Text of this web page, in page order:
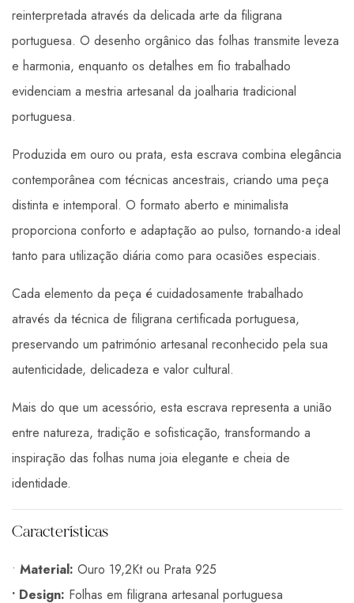
reinterpretada através da delicada arte da filigrana
portuguesa. O desenho orgânico das folhas transmite leveza
e harmonia, enquanto os detalhes em fio trabalhado
evidenciam a mestria artesanal da joalharia tradicional
portuguesa.
Produzida em ouro ou prata, esta escrava combina elegância
contemporânea com técnicas ancestrais, criando uma peça
distinta e intemporal. O formato aberto e minimalista
proporciona conforto e adaptação ao pulso, tornando-a ideal
tanto para utilização diária como para ocasiões especiais.
Cada elemento da peça é cuidadosamente trabalhado
através da técnica de filigrana certificada portuguesa,
preservando um património artesanal reconhecido pela sua
autenticidade, delicadeza e valor cultural.
Mais do que um acessório, esta escrava representa a união
entre natureza, tradição e sofisticação, transformando a
inspiração das folhas numa joia elegante e cheia de
identidade.
Características
• Material: Ouro 19,2Kt ou Prata 925
• Design: Folhas em filigrana artesanal portuguesa